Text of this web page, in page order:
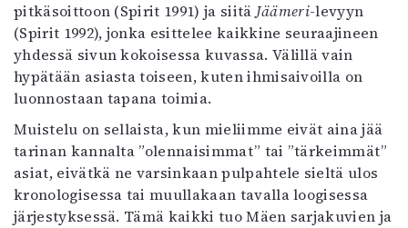
pitkäsoittoon (Spirit 1991) ja siitä Jäämeri-levyyn
(Spirit 1992), jonka esittelee kaikkine seuraajineen
yhdessä sivun kokoisessa kuvassa. Välillä vain
hypätään asiasta toiseen, kuten ihmisaivoilla on
luonnostaan tapana toimia.
Muistelu on sellaista, kun mieliimme eivät aina jää
tarinan kannalta ”olennaisimmat” tai ”tärkeimmät”
asiat, eivätkä ne varsinkaan pulpahtele sieltä ulos
kronologisessa tai muullakaan tavalla loogisessa
järjestyksessä. Tämä kaikki tuo Mäen sarjakuvien ja